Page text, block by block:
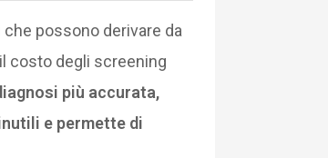
possono derivare da
costo degli screening
più accurata,
e permette di